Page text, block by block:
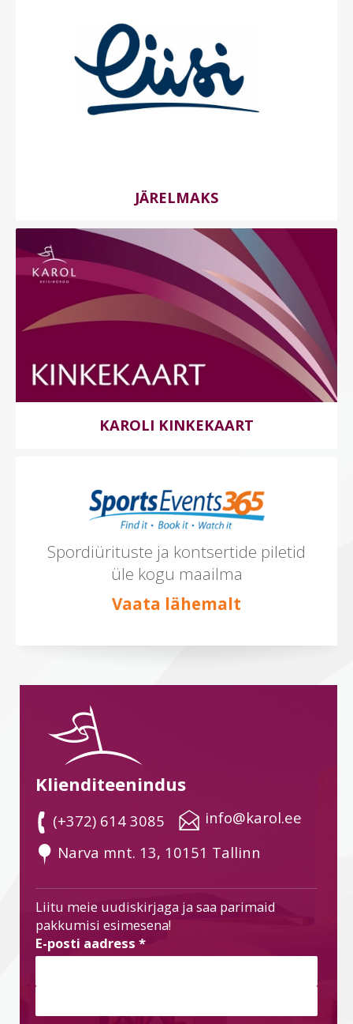
JÄRELMAKS
KAROLI KINKEKAART
Spordiürituste ja kontsertide piletid
üle kogu maailma
Vaata lähemalt
Klienditeenindus
(+372) 614 3085
info@karol.ee
Narva mnt. 13, 10151 Tallinn
Liitu meie uudiskirjaga ja saa parimaid
pakkumisi esimesena!
E-posti aadress *